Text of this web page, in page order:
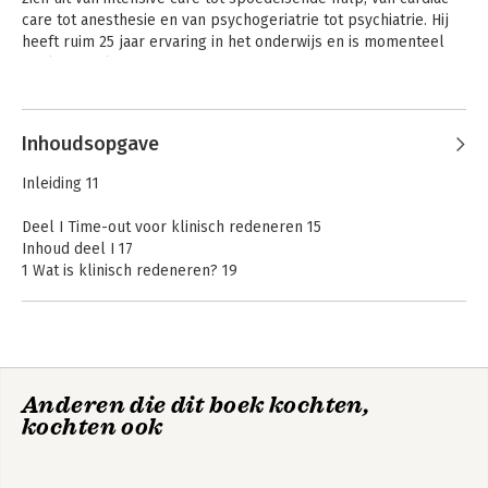
care tot anesthesie en van psychogeriatrie tot psychiatrie. Hij
heeft ruim 25 jaar ervaring in het onderwijs en is momenteel
Andere boeken door Marc Bakker
klinisch redeneren
in zes stappen
Klinische
Inhoudsopgave
Inleiding 11
Deel I Time-out voor klinisch redeneren 15
Inhoud deel I 17
1 Wat is klinisch redeneren? 19
Deel II Klinische problematiek inzichtelijk 47
Anderen die dit boek kochten,
kochten ook